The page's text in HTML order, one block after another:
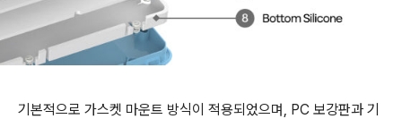
기본적으로 가스켓 마운트 방식이 적용되었으며, PC 보강판과 기